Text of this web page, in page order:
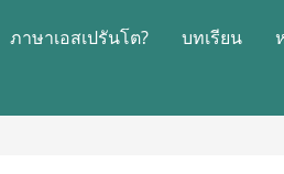
ภาษาเอสเปรันโต? บทเรียน